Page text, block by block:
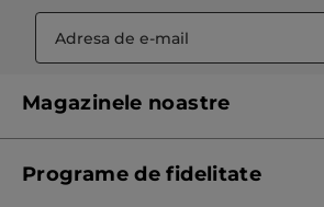
Magazinele noastre
Programe de fidelitate